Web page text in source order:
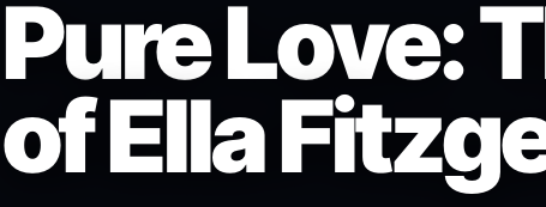
Pure Love:
of Ella